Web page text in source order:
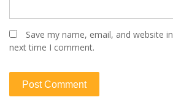
Save my name, email, and website
next time I comment.